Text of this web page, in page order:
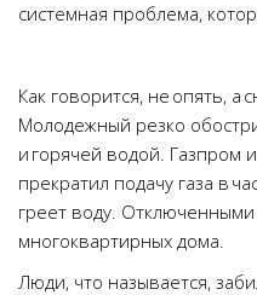
системная проблема,
Как говорится, не опять, а
Молодежный резко
и горячей водой. Газпром
прекратил подачу газа в
греет воду.
многоквартирных дома.
Люди, что называется,